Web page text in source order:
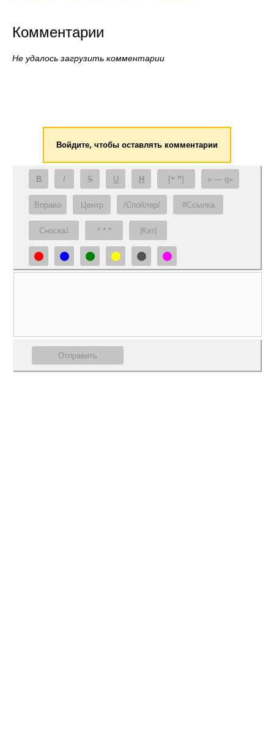
Комментарии
Не удалось загрузить комментарии
Войдите, чтобы оставлять комментарии
B I S U H [❝ ❞] — q
Вправо Центр /Спойлер/ #Ссылка
Сноска1 * * * |Кат|